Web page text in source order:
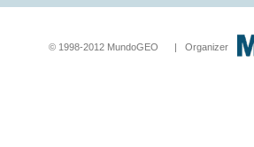
© 1998-2012 MundoGEO | Organizer